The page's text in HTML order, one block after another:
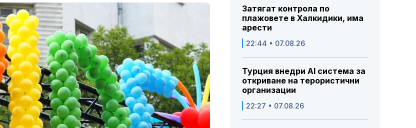
Затягат контрола по
плажовете в Халкидики, има
арести
22:44 • 07.08.26
Турция внедри AI система за
откриване на терористични
организации
22:27 • 07.08.26